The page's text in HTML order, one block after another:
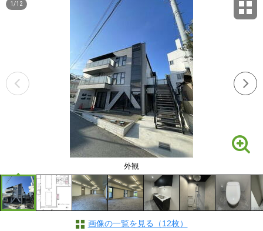
外観
1 /12
画像の一覧を見る（12枚）